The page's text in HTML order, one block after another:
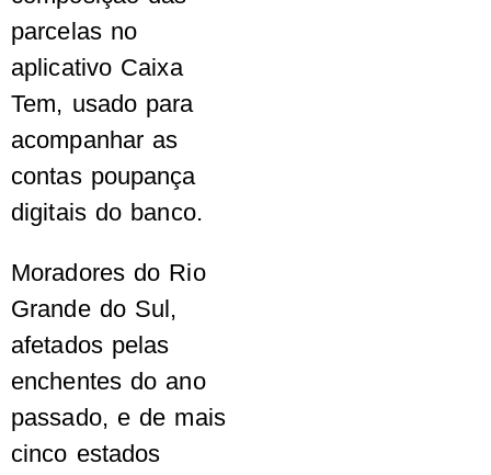
parcelas no
aplicativo Caixa
Tem, usado para
acompanhar as
contas poupança
digitais do banco.
Moradores do Rio
Grande do Sul,
afetados pelas
enchentes do ano
passado, e de mais
cinco estados